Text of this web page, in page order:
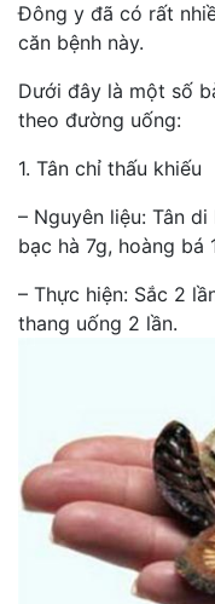
Đông y đã có rất
căn bệnh này.
Dưới đây là một số
theo đường uống:
1. Tân chỉ thấu khiếu
– Nguyên liệu: Tân
bạc hà 7g, hoàng bá
– Thực hiện: Sắc 2
thang uống 2 lần.